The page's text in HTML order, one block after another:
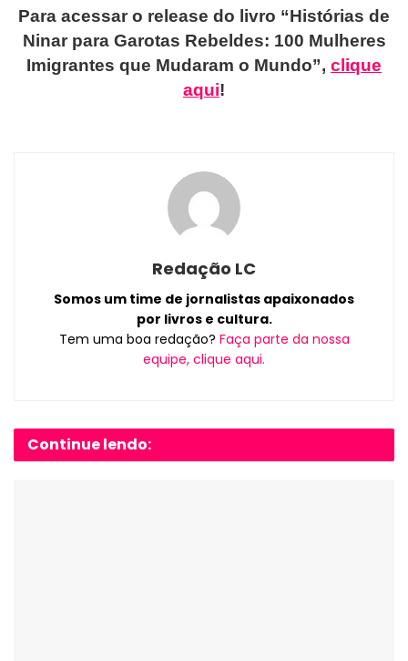
Para acessar o release do livro “Histórias de
Ninar para Garotas Rebeldes: 100 Mulheres
Imigrantes que Mudaram o Mundo”, clique
aqui!
Redação LC
Somos um time de jornalistas apaixonados
por livros e cultura.
Tem uma boa redação? Faça parte da nossa
equipe, clique aqui.
Continue lendo: